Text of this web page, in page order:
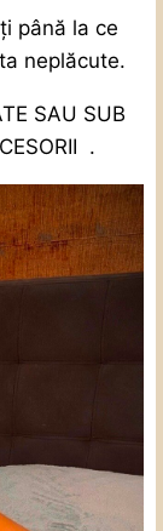
până la ce
neplăcute.
SAU SUB
.